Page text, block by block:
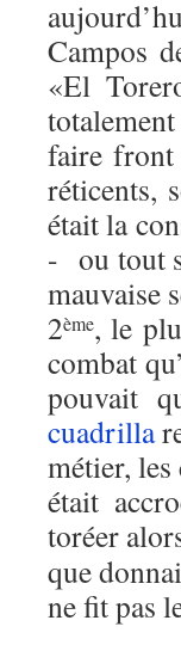
Campos
«El
faire front
réticents,
était la
- ou tout
mauvaise
2ème, le
combat
pouvait
cuadrilla
métier, les
était
toréer
que
ne fit pas